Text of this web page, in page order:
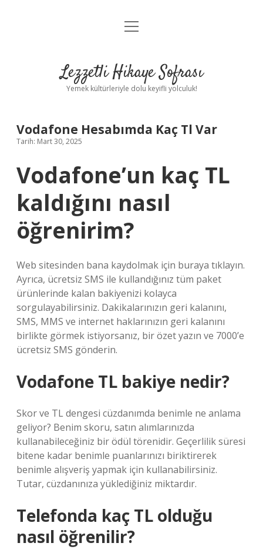
Anasayfa
Yasal Uyarı
menüyü
Lezzetli Hikaye Sofrası
Yemek kültürleriyle dolu keyifli yolculuk!
Vodafone Hesabımda Kaç Tl Var
Tarih: Mart 30, 2025
Vodafone’un kaç TL
kaldığını nasıl
öğrenirim?
Web sitesinden bana kaydolmak için buraya tıklayın.
Ayrıca, ücretsiz SMS ile kullandığınız tüm paket
ürünlerinde kalan bakiyenizi kolayca
sorgulayabilirsiniz. Dakikalarınızın geri kalanını,
SMS, MMS ve internet haklarınızın geri kalanını
birlikte görmek istiyorsanız, bir özet yazın ve 7000’e
ücretsiz SMS gönderin.
Vodafone TL bakiye nedir?
Skor ve TL dengesi cüzdanımda benimle ne anlama
geliyor? Benim skoru, satın alımlarınızda
kullanabileceğiniz bir ödül törenidir. Geçerlilik süresi
bitene kadar benimle puanlarınızı biriktirerek
benimle alışveriş yapmak için kullanabilirsiniz.
Tutar, cüzdanınıza yüklediğiniz miktardır.
Telefonda kaç TL olduğu
nasıl öğrenilir?